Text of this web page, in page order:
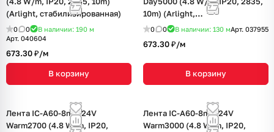
(Arlight, стабилизированная)
0 0 В наличии: 190 м
Арт. 040604
673.30 ₽/м
В корзину
10m) (Arlight,
стабилизированная)
0 0 В наличии: 130 мАрт. 037955
673.30 ₽/м
В корзину
Лента IC-A60-8mm 24V
Warm2700 (4.8 W/m, IP20,
Лента IC-A60-8mm 24V
Warm3000 (4.8 W/m, IP20,